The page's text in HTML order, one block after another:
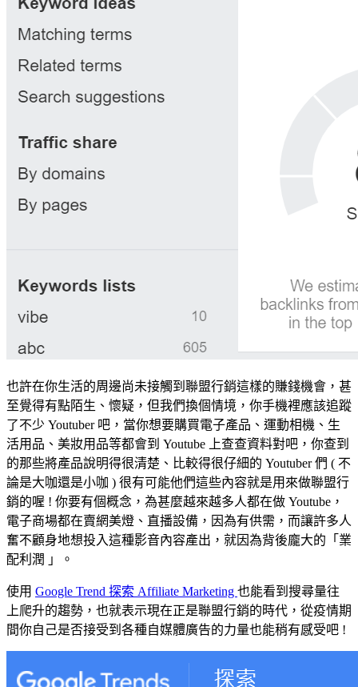
也許在你生活的周邊尚未接觸到聯盟行銷這樣的賺錢機會，甚
至覺得有點陌生、懷疑，但我們換個情境，你手機裡應該追蹤
了不少 Youtuber 吧，當你想要購買電子產品、運動相機、生
活用品、美妝用品等都會到 Youtube 上查查資料對吧，你查到
的那些將產品說明得很清楚、比較得很仔細的 Youtuber 們 ( 不
論是大咖還是小咖 ) 很有可能他們這些內容就是用來做聯盟行
銷的喔 ! 你要有個概念，為甚麼越來越多人都在做 Youtube，
電子商場都在賣網美燈、直播設備，因為有供需，而讓許多人
奮不顧身地想投入這種影音內容產出，就因為背後龐大的「業
配利潤 」。
使用 Google Trend 探索 Affiliate Marketing 也能看到搜尋量往
上爬升的趨勢，也就表示現在正是聯盟行銷的時代，從疫情期
間你自己是否接受到各種自媒體廣告的力量也能稍有感受吧 !